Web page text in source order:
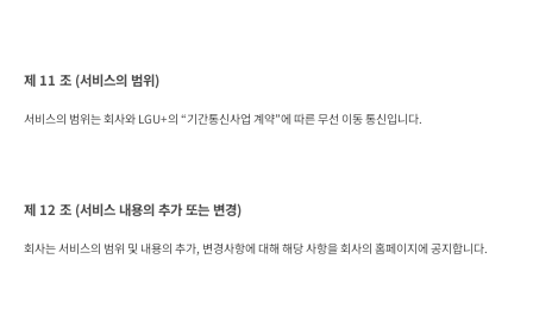
제 11 조 (서비스의 범위)
서비스의 범위는 회사와 LGU+의 “기간통신사업 계약”에 따른 무선 이동 통신입니다.
제 12 조 (서비스 내용의 추가 또는 변경)
회사는 서비스의 범위 및 내용의 추가, 변경사항에 대해 해당 사항을 회사의 홈페이지에 공지합니다.